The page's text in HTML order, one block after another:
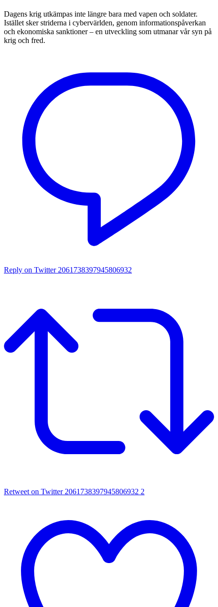
Dagens krig utkämpas inte längre bara med vapen och soldater.
Istället sker striderna i cybervärlden, genom informationspåverkan
och ekonomiska sanktioner – en utveckling som utmanar vår syn på
krig och fred.
Reply on Twitter 2061738397945806932
Retweet on Twitter 2061738397945806932 2